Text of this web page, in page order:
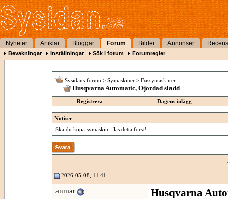
Nyheter Artiklar Bloggar Forum Bilder Annonser
Bevakningar Inställningar Sök i forum Forumregler
Sysidans forum > Symaskiner > Bassymaskiner
Husqvarna Automatic, Ojordad sladd
Registrera Dagens inlägg
Notiser
Ska du köpa symaskin - läs detta först!
2026-05-08, 11:41
anmar
Husqvarna